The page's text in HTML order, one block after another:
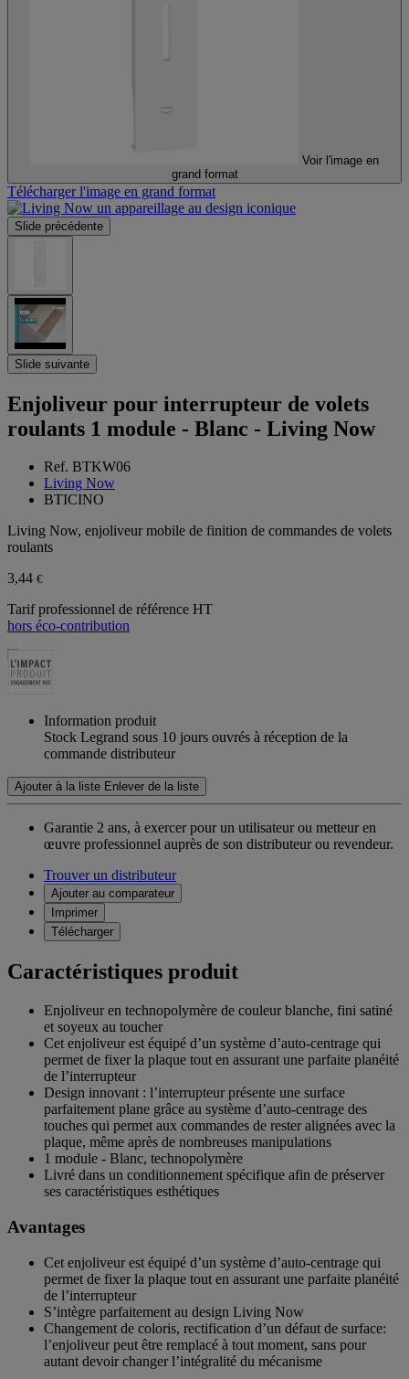
Voir l'image en
grand format
Télécharger l'image en grand format
Slide précédente
Slide suivante
Enjoliveur pour interrupteur de volets
roulants 1 module - Blanc - Living Now
Ref. BTKW06
Living Now
BTICINO
Living Now, enjoliveur mobile de finition de commandes de volets
roulants
3,44 €
Tarif professionnel de référence HT
hors éco-contribution
Information produit
Stock Legrand sous 10 jours ouvrés à réception de la
commande distributeur
Ajouter à la liste Enlever de la liste
Garantie 2 ans, à exercer pour un utilisateur ou metteur en
œuvre professionnel auprès de son distributeur ou revendeur.
Trouver un distributeur
Ajouter au comparateur
Imprimer
Télécharger
Caractéristiques produit
Enjoliveur en technopolymère de couleur blanche, fini satiné
et soyeux au toucher
Cet enjoliveur est équipé d’un système d’auto-centrage qui
permet de fixer la plaque tout en assurant une parfaite planéité
de l’interrupteur
Design innovant : l’interrupteur présente une surface
parfaitement plane grâce au système d’auto-centrage des
touches qui permet aux commandes de rester alignées avec la
plaque, même après de nombreuses manipulations
1 module - Blanc, technopolymère
Livré dans un conditionnement spécifique afin de préserver
ses caractéristiques esthétiques
Avantages
Cet enjoliveur est équipé d’un système d’auto-centrage qui
permet de fixer la plaque tout en assurant une parfaite planéité
de l’interrupteur
S’intègre parfaitement au design Living Now
Changement de coloris, rectification d’un défaut de surface:
l’enjoliveur peut être remplacé à tout moment, sans pour
autant devoir changer l’intégralité du mécanisme